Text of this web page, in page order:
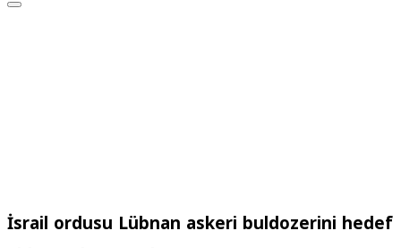
İsrail ordusu Lübnan askeri buldozerini hedef